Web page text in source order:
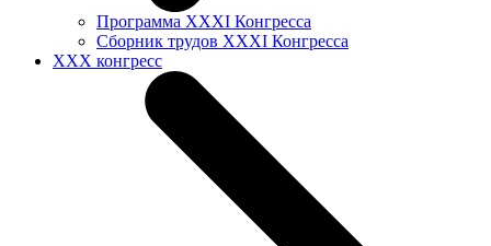
Программа XXXI Конгресса
Сборник трудов XXXI Конгресса
XXX конгресс